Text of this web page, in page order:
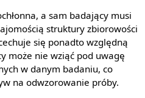
a sam badający musi
struktury zbiorowości
się ponadto względną
może nie wziąć pod uwagę
w danym badaniu, co
na odwzorowanie próby.